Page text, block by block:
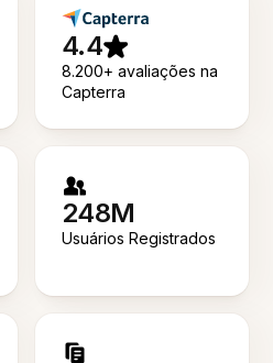
4.4
8.200+ avaliações na
Capterra
248M
Usuários Registrados